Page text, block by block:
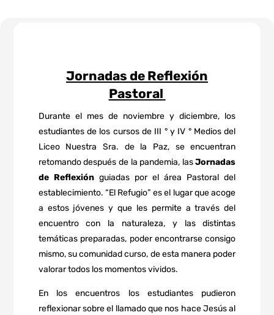
Jornadas de Reflexión
Pastoral
Durante el mes de noviembre y diciembre, los
estudiantes de los cursos de III ° y IV ° Medios del
Liceo Nuestra Sra. de la Paz, se encuentran
retomando después de la pandemia, lasJornadas
de Reflexiónguiadas por el área Pastoral del
establecimiento. “El Refugio” es el lugar que acoge
a estos jóvenes y que les permite a través del
encuentro con la naturaleza, y las distintas
temáticas preparadas, poder encontrarse consigo
mismo, su comunidad curso, de esta manera poder
valorar todos los momentos vividos.
En los encuentros los estudiantes pudieron
reflexionar sobre el llamado que nos hace Jesús al